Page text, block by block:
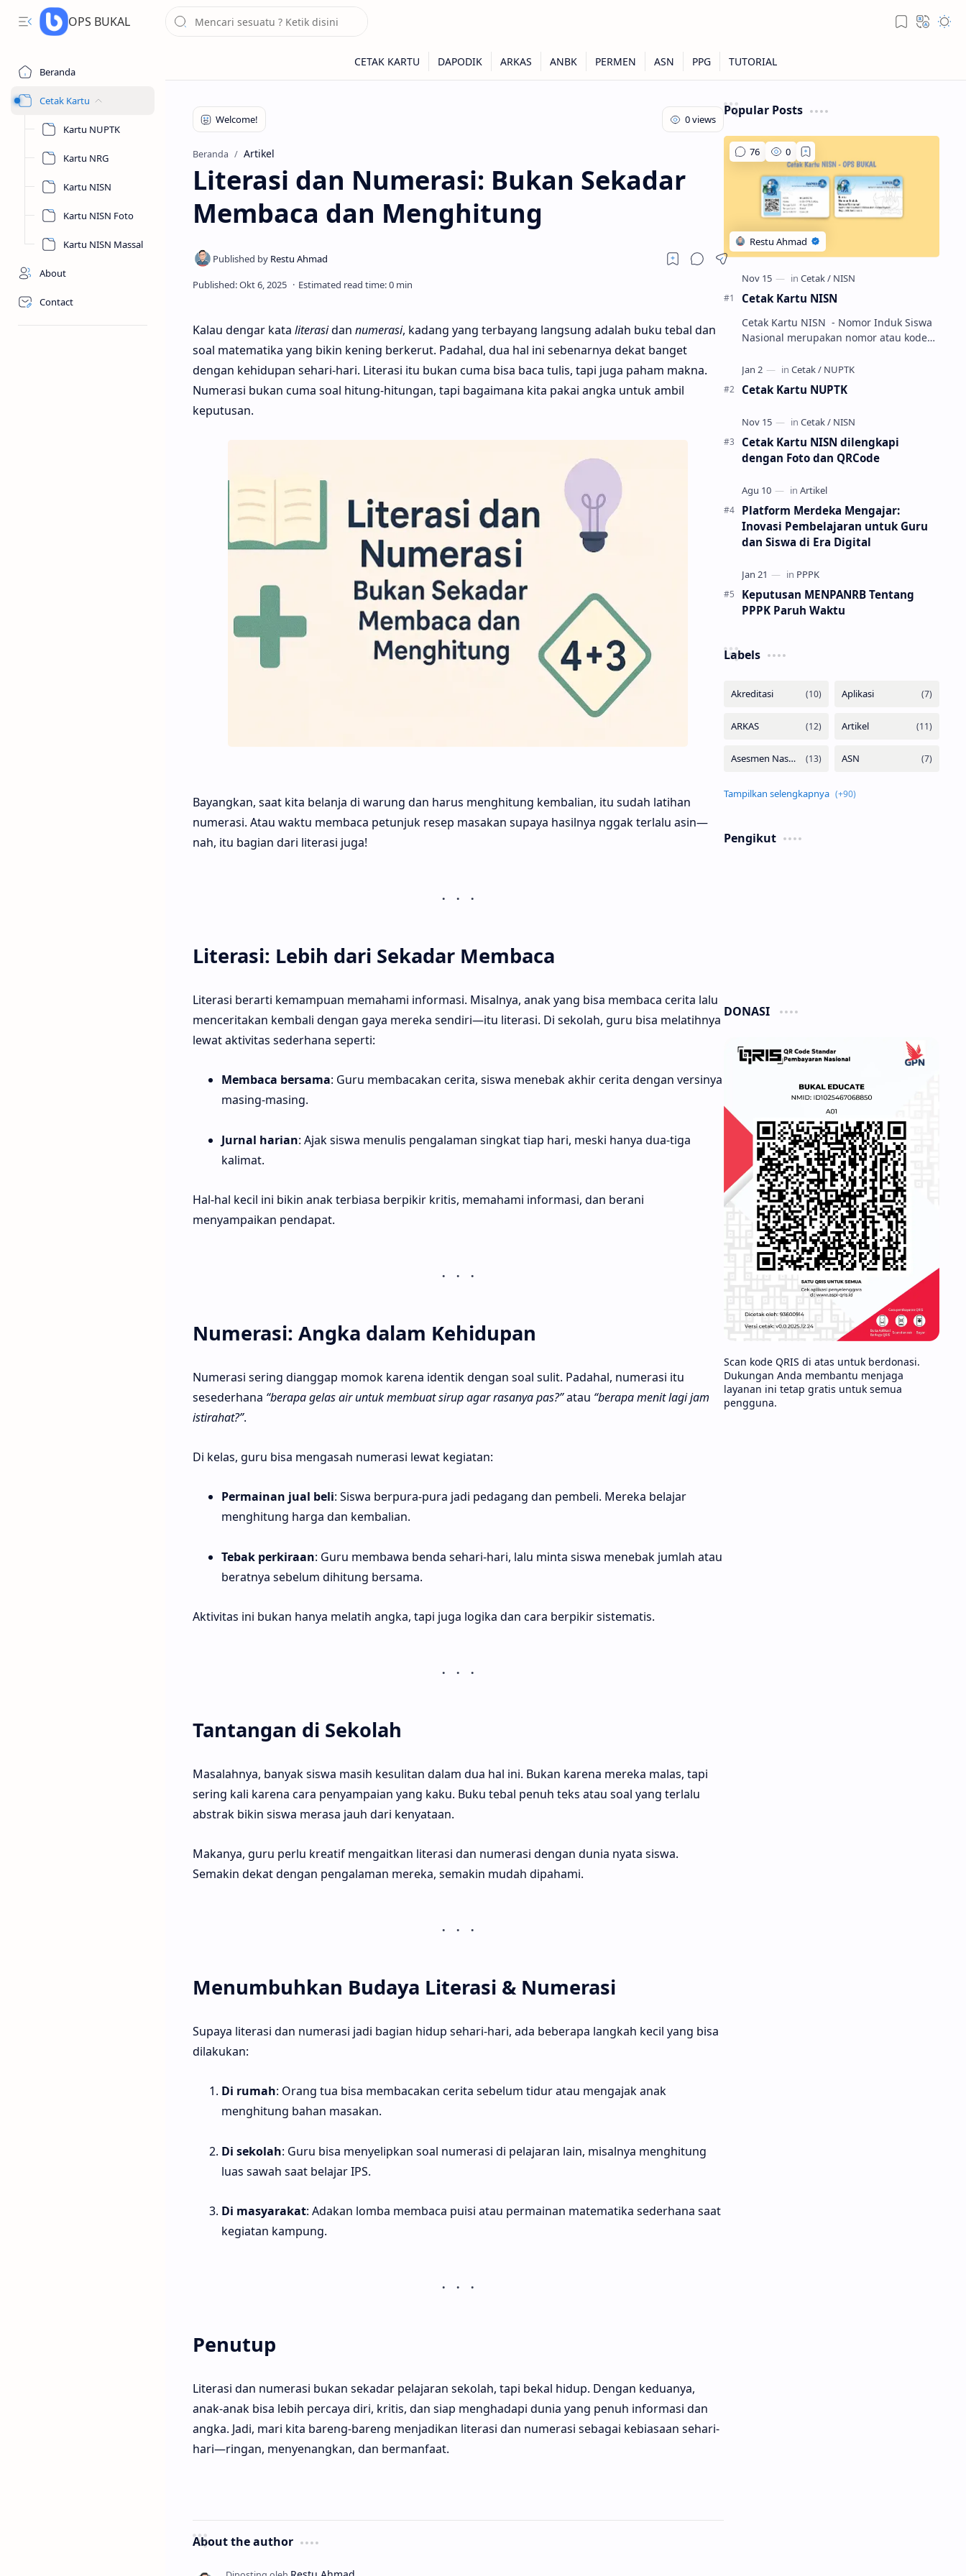
OPS BUKAL
Beranda
Cetak Kartu
Kartu NUPTK
Kartu NRG
Kartu NISN
Kartu NISN Foto
Kartu NISN Massal
About
Contact
Beranda Artikel
Literasi dan Numerasi: Bukan Sekadar
Membaca dan Menghitung
Kalau dengar kata literasidan numerasi, kadang yang terbayang langsung adalah buku tebal dan
soal matematika yang bikin kening berkerut. Padahal, dua hal ini sebenarnya dekat banget
dengan kehidupan sehari-hari. Literasi itu bukan cuma bisa baca tulis, tapi juga paham makna.
Numerasi bukan cuma soal hitung-hitungan, tapi bagaimana kita pakai angka untuk ambil
keputusan.
Bayangkan, saat kita belanja di warung dan harus menghitung kembalian, itu sudah latihan
numerasi. Atau waktu membaca petunjuk resep masakan supaya hasilnya nggak terlalu asin—
nah, itu bagian dari literasi juga!
Literasi: Lebih dari Sekadar Membaca
Literasi berarti kemampuan memahami informasi. Misalnya, anak yang bisa membaca cerita lalu
menceritakan kembali dengan gaya mereka sendiri—itu literasi. Di sekolah, guru bisa melatihnya
lewat aktivitas sederhana seperti:
Membaca bersama: Guru membacakan cerita, siswa menebak akhir cerita dengan versinya
masing-masing.
Jurnal harian: Ajak siswa menulis pengalaman singkat tiap hari, meski hanya dua-tiga
kalimat.
Hal-hal kecil ini bikin anak terbiasa berpikir kritis, memahami informasi, dan berani
menyampaikan pendapat.
Numerasi: Angka dalam Kehidupan
Numerasi sering dianggap momok karena identik dengan soal sulit. Padahal, numerasi itu
sesederhana “berapa gelas air untuk membuat sirup agar rasanya pas?”atau “berapa menit lagi jam
istirahat?”.
Di kelas, guru bisa mengasah numerasi lewat kegiatan:
Permainan jual beli: Siswa berpura-pura jadi pedagang dan pembeli. Mereka belajar
menghitung harga dan kembalian.
Tebak perkiraan: Guru membawa benda sehari-hari, lalu minta siswa menebak jumlah atau
beratnya sebelum dihitung bersama.
Aktivitas ini bukan hanya melatih angka, tapi juga logika dan cara berpikir sistematis.
Tantangan di Sekolah
Masalahnya, banyak siswa masih kesulitan dalam dua hal ini. Bukan karena mereka malas, tapi
sering kali karena cara penyampaian yang kaku. Buku tebal penuh teks atau soal yang terlalu
abstrak bikin siswa merasa jauh dari kenyataan.
Makanya, guru perlu kreatif mengaitkan literasi dan numerasi dengan dunia nyata siswa.
Semakin dekat dengan pengalaman mereka, semakin mudah dipahami.
Menumbuhkan Budaya Literasi & Numerasi
Supaya literasi dan numerasi jadi bagian hidup sehari-hari, ada beberapa langkah kecil yang bisa
dilakukan:
Di rumah: Orang tua bisa membacakan cerita sebelum tidur atau mengajak anak
menghitung bahan masakan.
Di sekolah: Guru bisa menyelipkan soal numerasi di pelajaran lain, misalnya menghitung
luas sawah saat belajar IPS.
Di masyarakat: Adakan lomba membaca puisi atau permainan matematika sederhana saat
kegiatan kampung.
Penutup
Literasi dan numerasi bukan sekadar pelajaran sekolah, tapi bekal hidup. Dengan keduanya,
anak-anak bisa lebih percaya diri, kritis, dan siap menghadapi dunia yang penuh informasi dan
angka. Jadi, mari kita bareng-bareng menjadikan literasi dan numerasi sebagai kebiasaan sehari-
hari—ringan, menyenangkan, dan bermanfaat.
About the author
Popular Posts
Cetak Kartu NISN
Cetak Kartu NISN - Nomor Induk Siswa
Nasional merupakan nomor atau kode
siswa. NISN ini diterbitkan kepada …
Cetak Kartu NUPTK
Cetak Kartu NISN dilengkapi
dengan Foto dan QRCode
Platform Merdeka Mengajar:
Inovasi Pembelajaran untuk Guru
dan Siswa di Era Digital
Keputusan MENPANRB Tentang
PPPK Paruh Waktu
Labels
Pengikut
DONASI
Scan kode QRIS di atas untuk berdonasi.
Dukungan Anda membantu menjaga
layanan ini tetap gratis untuk semua
pengguna.